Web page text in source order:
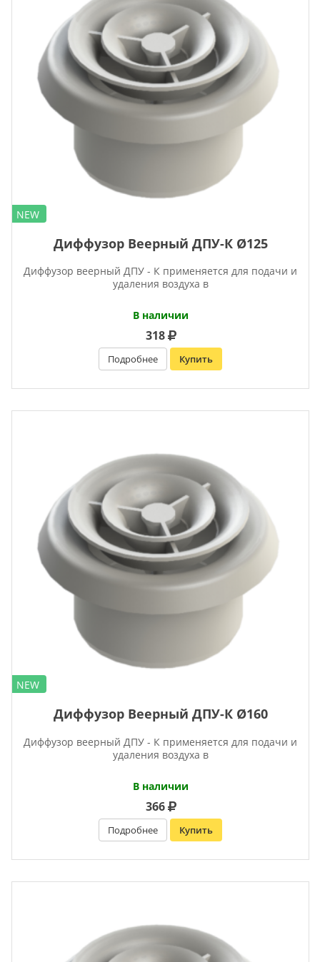
NEW
Диффузор Веерный ДПУ-К Ø125
Диффузор веерный ДПУ - К применяется для подачи и
удаления воздуха в
В наличии
318
Подробнее Купить
NEW
Диффузор Веерный ДПУ-К Ø160
Диффузор веерный ДПУ - К применяется для подачи и
удаления воздуха в
В наличии
366
Подробнее Купить